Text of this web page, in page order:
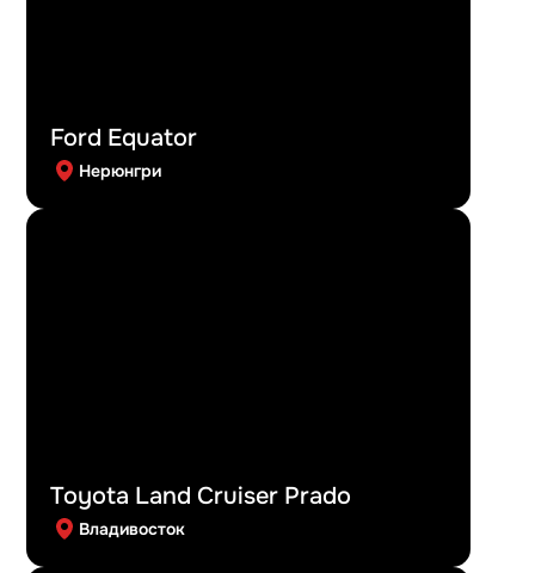
Ford Equator
Нерюнгри
Toyota Land Cruiser Prado
Владивосток